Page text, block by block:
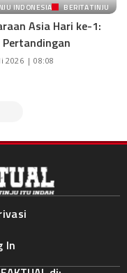
INDONESIA BERITA TINJU
Asia Hari ke-1:
Pertandingan
2026 | 08:08
In